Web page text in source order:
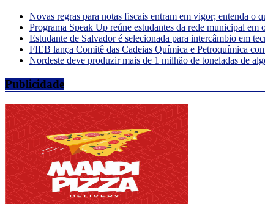
Novas regras para notas fiscais entram em vigor; entenda o
Programa Speak Up reúne estudantes da rede municipal em
Estudante de Salvador é selecionada para intercâmbio em
FIEB lança Comitê das Cadeias Química e Petroquímica
Nordeste deve produzir mais de 1 milhão de toneladas de
Publicidade